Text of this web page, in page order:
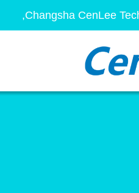
Changsha CenLee